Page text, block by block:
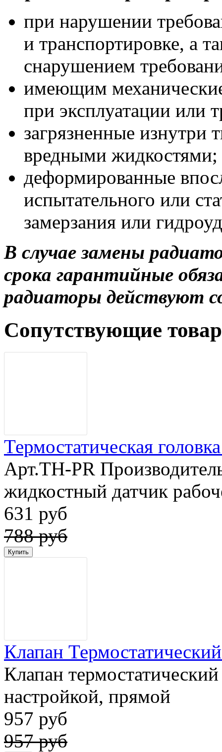
при нарушении
и транспортировке, а
снарушением
имеющим
при эксплуатации или
загрязненные изнутри
вредными жидкостями;
деформированные
испытательного или
замерзания или
В случае замены
срока гарантийные
радиаторы действуют
Сопутствующие
Термостатическая
Арт.TH-PR
жидкостный датчик
631 руб
788 руб
Клапан
Клапан
настройкой, прямой
957 руб
957 руб